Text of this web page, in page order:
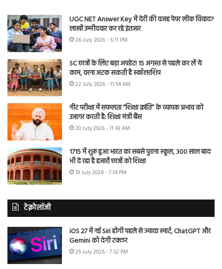
UGC NET Answer Key में देरी की वजह पेपर लीक विवाद?
लाखों उम्मीदवार कर रहे इंतजार
26 July 2026 - 6:11 PM
SC छात्रों के लिए बड़ा अपडेट! 15 अगस्त से पहले कर लें ये
काम, वरना अटक सकती है स्कॉलरशिप
22 July 2026 - 11:54 AM
नीट परीक्षा में सफलता “शिक्षा क्रांति” के व्यापक प्रभाव को
उजागर करती है: शिक्षा मंत्री बैंस
20 July 2026 - 11:43 AM
1715 में शुरू हुआ भारत का सबसे पुराना स्कूल, 300 साल बाद
भी दे रहा है हजारों छात्रों को शिक्षा
19 July 2026 - 7:14 PM
टेक्नोलॉजी
iOS 27 में नई Siri होगी पहले से ज्यादा स्मार्ट, ChatGPT और
Gemini को देगी टक्कर
25 July 2026 - 7:52 PM